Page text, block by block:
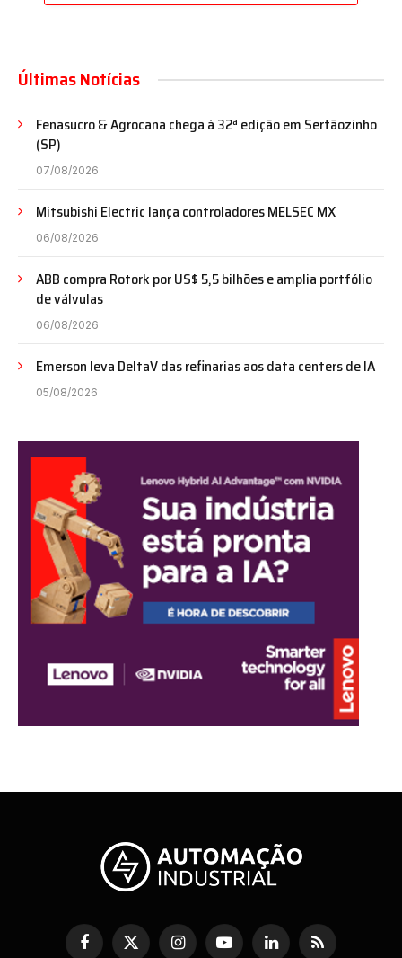
Últimas Notícias
Fenasucro & Agrocana chega à 32ª edição em Sertãozinho
(SP)
07/08/2026
Mitsubishi Electric lança controladores MELSEC MX
06/08/2026
ABB compra Rotork por US$ 5,5 bilhões e amplia portfólio
de válvulas
06/08/2026
Emerson leva DeltaV das refinarias aos data centers de IA
05/08/2026
Facebook
X InstagramYouTubeLinkedInRSS